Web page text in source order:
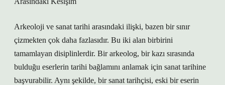
Arkeoloji ve sanat tarihi arasındaki ilişki, bazen bir sınır
çizmekten çok daha fazlasıdır. Bu iki alan birbirini
tamamlayan disiplinlerdir. Bir arkeolog, bir kazı sırasında
bulduğu eserlerin tarihi bağlamını anlamak için sanat tarihine
başvurabilir. Aynı şekilde, bir sanat tarihçisi, eski bir eserin